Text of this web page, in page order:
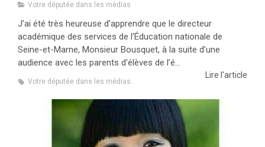
Votre députée dans les médias
J’ai été très heureuse d’apprendre que le directeur
académique des services de l’Éducation nationale de
Seine-et-Marne, Monsieur Bousquet, à la suite d’une
audience avec les parents d’élèves de l’é...
Lire l'article
Votre députée dans les médias.